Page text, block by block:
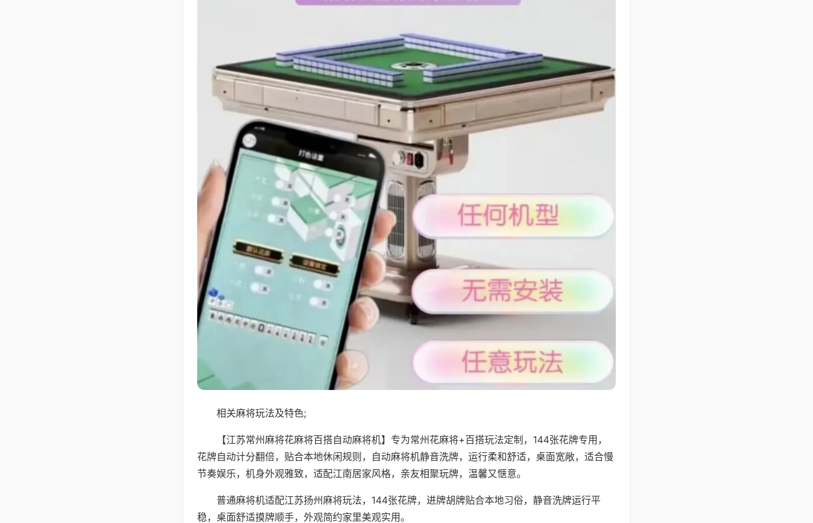
相关麻将玩法及特色;
【江苏常州麻将花麻将百搭自动麻将机】专为常州花麻将+百搭玩法定制，144张花牌专用，
花牌自动计分翻倍，贴合本地休闲规则，自动麻将机静音洗牌，运行柔和舒适，桌面宽敞，适合慢
节奏娱乐，机身外观雅致，适配江南居家风格，亲友相聚玩牌，温馨又惬意。
普通麻将机适配江苏扬州麻将玩法，144张花牌，进牌胡牌贴合本地习俗，静音洗牌运行平
稳，桌面舒适摸牌顺手，外观简约家里美观实用。